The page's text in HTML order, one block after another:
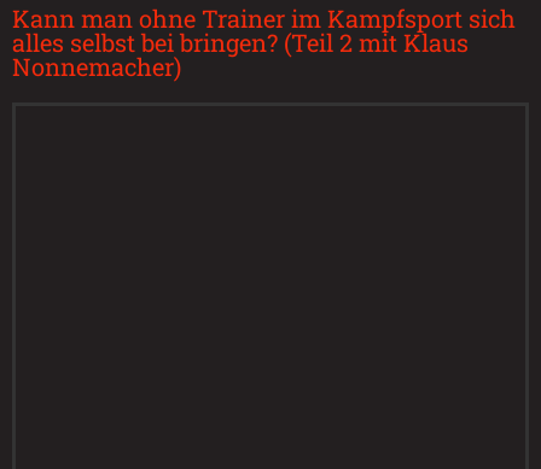
Kann man ohne Trainer im Kampfsport sich
alles selbst bei bringen? (Teil 2 mit Klaus
Nonnemacher)